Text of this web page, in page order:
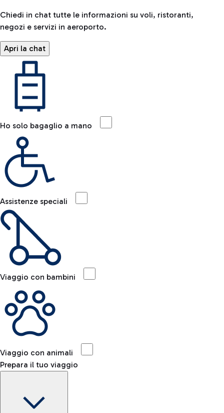
Chiedi in chat tutte le informazioni su voli, ristoranti,
negozi e servizi in aeroporto.
Apri la chat
Ho solo bagaglio a mano
Assistenze speciali
Viaggio con bambini
Viaggio con animali
Prepara il tuo viaggio